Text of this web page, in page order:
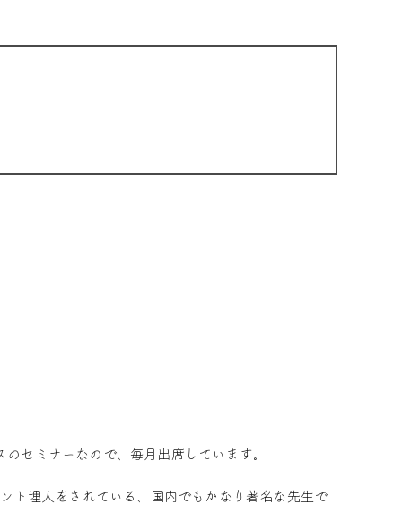
セミナーなので、毎月出席しています。
ト埋入をされている、国内でもかなり著名な先生で